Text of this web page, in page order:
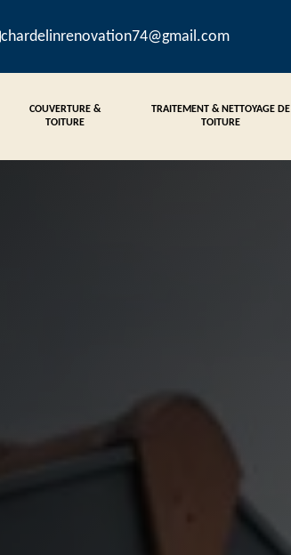
chardelinrenovation74@gmail.com
COUVERTURE &
TOITURE
TRAITEMENT & NETTOYAGE DE
TOITURE